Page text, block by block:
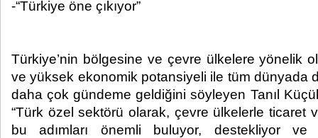
-“Türkiye öne çıkıyor”
Türkiye’nin bölgesine ve çevre ülkelere yönelik
ve yüksek ekonomik potansiyeli ile tüm dünyada
daha çok gündeme geldiğini söyleyen Tanıl
“Türk özel sektörü olarak, çevre ülkelerle ticaret
bu adımları önemli buluyor, destekliyor